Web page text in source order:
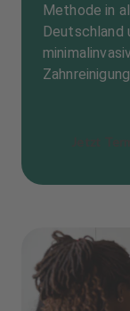
Methode in
Deutschland